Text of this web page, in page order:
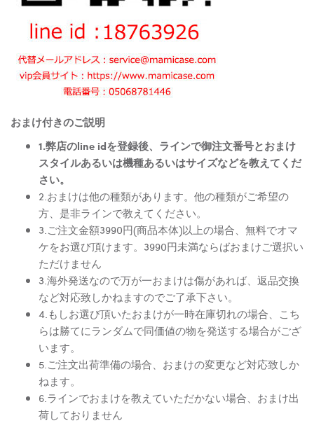
おまけ付きのご説明
1.弊店のline idを登録後、ラインで御注文番号とおまけ
スタイルあるいは機種あるいはサイズなどを教えてくだ
さい。
2.おまけは他の種類があります。他の種類がご希望の
方、是非ラインで教えてください。
3.ご注文金額3990円(商品本体)以上の場合、無料でオマ
ケをお選び頂けます。3990円未満ならばおまけご選択い
ただけません
3.海外発送なので万が一おまけは傷があれば、返品交換
など対応致しかねますのでご了承下さい。
4.もしお選び頂いたおまけが一時在庫切れの場合、こち
らは勝てにランダムで同価値の物を発送する場合がござ
います。
5.ご注文出荷準備の場合、おまけの変更など対応致しか
ねます。
6.ラインでおまけを教えていただかない場合、おまけ出
荷しておりません